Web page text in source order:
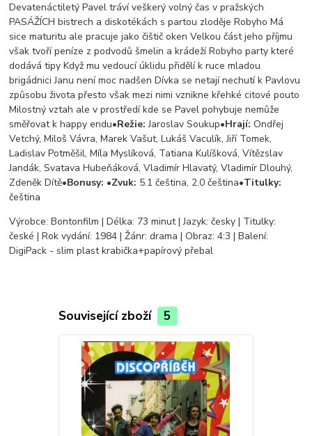
Devatenáctiletý Pavel tráví veškerý volný čas v pražských
PASÁŽÍCH bistrech a diskotékách s partou zloděje Robyho Má
sice maturitu ale pracuje jako čištič oken Velkou část jeho příjmu
však tvoří peníze z podvodů šmelin a krádeží Robyho party které
dodává tipy Když mu vedoucí úklidu přidělí k ruce mladou
brigádnici Janu není moc nadšen Dívka se netají nechutí k Pavlovu
způsobu života přesto však mezi nimi vznikne křehké citové pouto
Milostný vztah ale v prostředí kde se Pavel pohybuje nemůže
směřovat k happy endu•Režie:Jaroslav Soukup•Hrají:Ondřej
Vetchý, Miloš Vávra, Marek Vašut, Lukáš Vaculík, Jiří Tomek,
Ladislav Potměšil, Míla Myslíková, Tatiana Kulíšková, Vítězslav
Jandák, Svatava Hubeňáková, Vladimír Hlavatý, Vladimír Dlouhý,
Zdeněk Dítě•Bonusy: •Zvuk: 5.1 čeština, 2.0 čeština•Titulky:
čeština
Výrobce: Bontonfilm | Délka: 73 minut | Jazyk: česky | Titulky:
české | Rok vydání: 1984 | Žánr: drama | Obraz: 4:3 | Balení:
DigiPack - slim plast krabička+papírový přebal
Související zboží 5